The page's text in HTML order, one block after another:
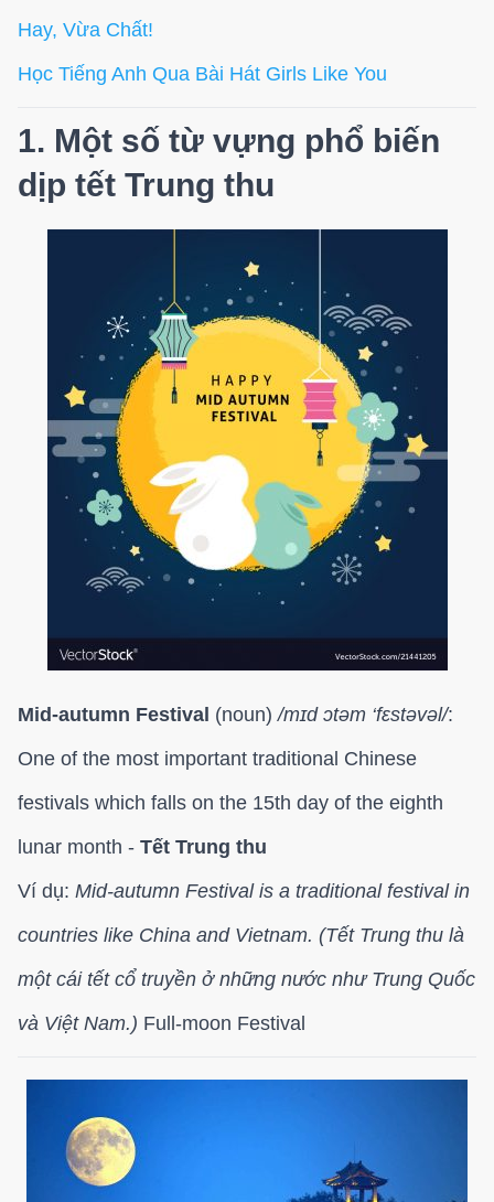
Hay, Vừa Chất!
Học Tiếng Anh Qua Bài Hát Girls Like You
1. Một số từ vựng phổ biến
dịp tết Trung thu
Mid-autumn Festival (noun)/mɪd ɔtəm ‘fɛstəvəl/:
One of the most important traditional Chinese
festivals which falls on the 15th day of the eighth
lunar month - Tết Trung thu
Ví dụ: Mid-autumn Festival is a traditional festival in
countries like China and Vietnam. (Tết Trung thu là
một cái tết cổ truyền ở những nước như Trung Quốc
và Việt Nam.) Full-moon Festival